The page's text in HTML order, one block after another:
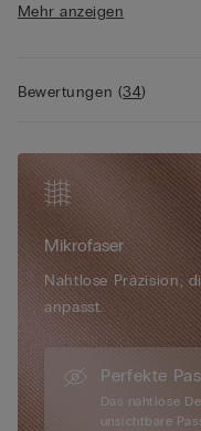
Das Model ist 175 cm
besonderen
sich nicht ab beim
jede Frau, an jedem Tag
Mehr anzeigen
Bewertungen (34)
Mikrofaser
Nahtlose Präzision,
anpasst.
Perfekte
Das nahtlose
unsichtbare